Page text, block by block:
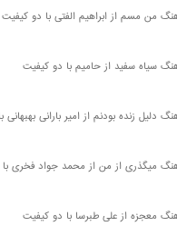
من مسم از ابراهیم الفتی با دو کیفیت
سیاه سفید از حامیم با دو کیفیت
دلیل زنده بودنم از امیر بارانی
میگذری از من از محمد جواد فخری
معجزه از علی طبرسا با دو کیفیت